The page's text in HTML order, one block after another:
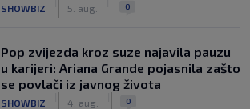
SHOWBIZ 5. aug. 0
Pop zvijezda kroz suze najavila pauzu
u karijeri: Ariana Grande pojasnila zašto
se povlači iz javnog života
SHOWBIZ 4. aug. 0